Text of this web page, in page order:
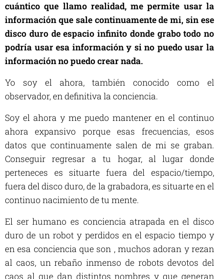
cuántico que llamorealidad,me permite usar la
información que sale continuamente demi, sin ese
disco duro de espacio infinito donde grabo todo no
podría usaresa informacióny si no puedo usar la
información no puedo crear nada.
Yo soy el ahora, también conocido como el
observador, en definitiva la conciencia.
Soy el ahora y me puedo mantener en el continuo
ahora expansivo porque esas frecuencias, esos
datos que continuamente salen de mi se graban.
Conseguir regresar a tu hogar, al lugar donde
perteneces es situarte fuera del espacio/tiempo,
fuera del disco duro, de la grabadora, es situarte en el
continuo nacimiento de tu mente.
El ser humano es conciencia atrapada en el disco
duro de un robot y perdidos en el espacio tiempo y
en esa conciencia que son , muchos adoran y rezan
al caos, un rebaño inmenso de robots devotos del
caos al que dan distintos nombres y que generan